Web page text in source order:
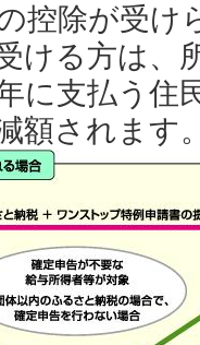
控除が受け
ける方は、
に支払う住
額されます